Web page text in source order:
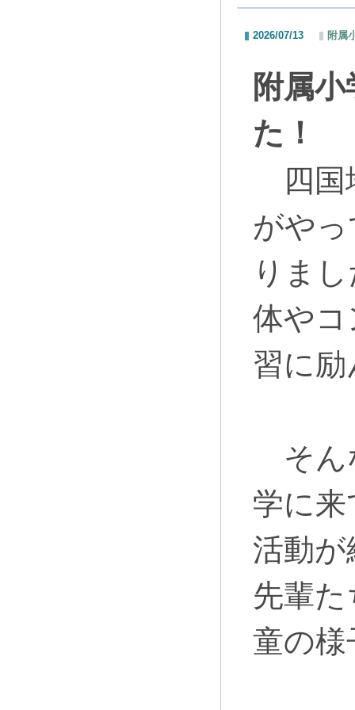
2026/07/13 附属
附属
た！
四国
がや
りま
体や
習に
そん
学に
活動
先輩
童の様